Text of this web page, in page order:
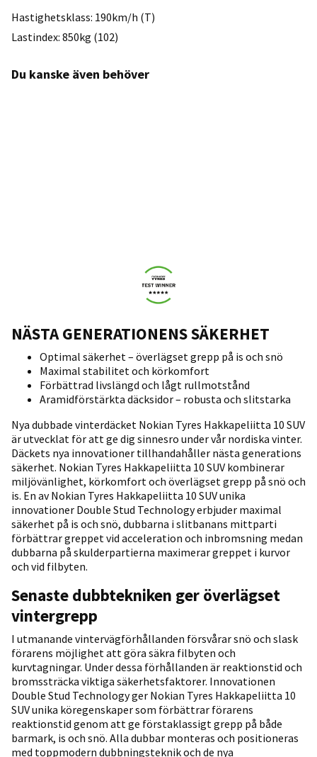
Hastighetsklass: 190km/h (T)
Lastindex: 850kg (102)
Du kanske även behöver
NÄSTA GENERATIONENS SÄKERHET
Optimal säkerhet – överlägset grepp på is och snö
Maximal stabilitet och körkomfort
Förbättrad livslängd och lågt rullmotstånd
Aramidförstärkta däcksidor – robusta och slitstarka
Nya dubbade vinterdäcket Nokian Tyres Hakkapeliitta 10 SUV
är utvecklat för att ge dig sinnesro under vår nordiska vinter.
Däckets nya innovationer tillhandahåller nästa generations
säkerhet. Nokian Tyres Hakkapeliitta 10 SUV kombinerar
miljövänlighet, körkomfort och överlägset grepp på snö och
is. En av Nokian Tyres Hakkapeliitta 10 SUV unika
innovationer Double Stud Technology erbjuder maximal
säkerhet på is och snö, dubbarna i slitbanans mittparti
förbättrar greppet vid acceleration och inbromsning medan
dubbarna på skulderpartierna maximerar greppet i kurvor
och vid filbyten.
Senaste dubbtekniken ger överlägset
vintergrepp
I utmanande vintervägförhållanden försvårar snö och slask
förarens möjlighet att göra säkra filbyten och
kurvtagningar. Under dessa förhållanden är reaktionstid och
bromssträcka viktiga säkerhetsfaktorer. Innovationen
Double Stud Technology ger Nokian Tyres Hakkapeliitta 10
SUV unika köregenskaper som förbättrar förarens
reaktionstid genom att ge förstaklassigt grepp på både
barmark, is och snö. Alla dubbar monteras och positioneras
med toppmodern dubbningsteknik och de nya